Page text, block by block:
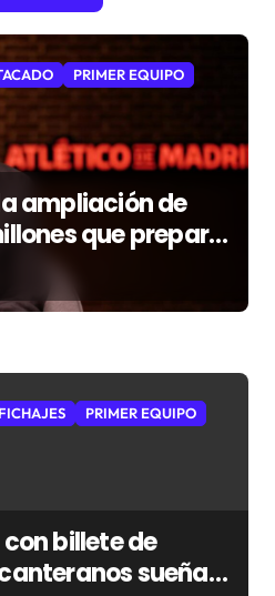
PRIMER EQUIPO
ampliación de
que prepara
FICHAJES PRIMER EQUIPO
billete de
sueñan